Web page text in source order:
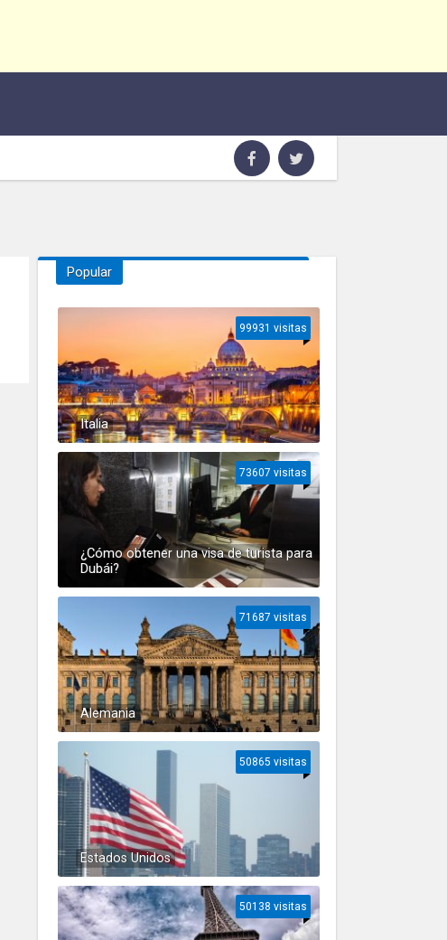
Popular
Italia
99931 visitas
¿Cómo obtener una visa de turista para
Dubái?
73607 visitas
Alemania
71687 visitas
Estados Unidos
50865 visitas
50138 visitas